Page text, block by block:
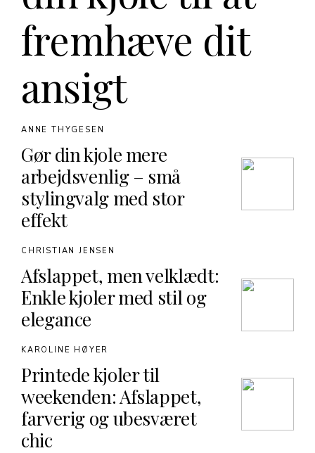
fremhæve dit
ansigt
ANNE THYGESEN
Gør din kjole mere
arbejdsvenlig – små
stylingvalg med stor
effekt
CHRISTIAN JENSEN
Afslappet, men velklædt:
Enkle kjoler med stil og
elegance
KAROLINE HØYER
Printede kjoler til
weekenden: Afslappet,
farverig og ubesværet
chic